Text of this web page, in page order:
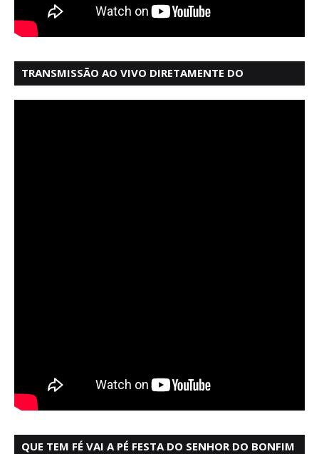
TRANSMISSÃO AO VIVO DIRETAMENTE DO
QUE TEM FÉ VAI A PÉ FESTA DO SENHOR DO BONFIM